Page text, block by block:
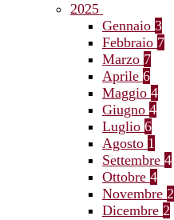
2025
Gennaio 3
Febbraio 7
Marzo 7
Aprile 6
Maggio 4
Giugno 4
Luglio 6
Agosto 1
Settembre 4
Ottobre 4
Novembre 2
Dicembre 2